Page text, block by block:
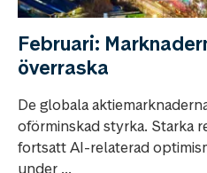
Februari:
överraska
De globala
oförminskad styrka. Starka
fortsatt AI-relaterad
under ...